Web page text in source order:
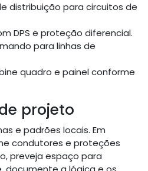
distribuição para circuitos de
DPS e proteção diferencial.
para linhas de
quadro e painel conforme
projeto
e padrões locais. Em
condutores e proteções
preveja espaço para